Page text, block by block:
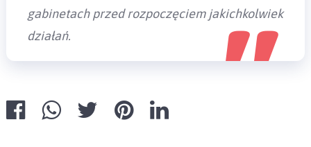
gabinetach przed rozpoczęciem jakichkolwiek
działań.